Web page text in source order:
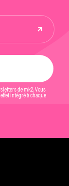
de mk2. Vous
intégré à chaque